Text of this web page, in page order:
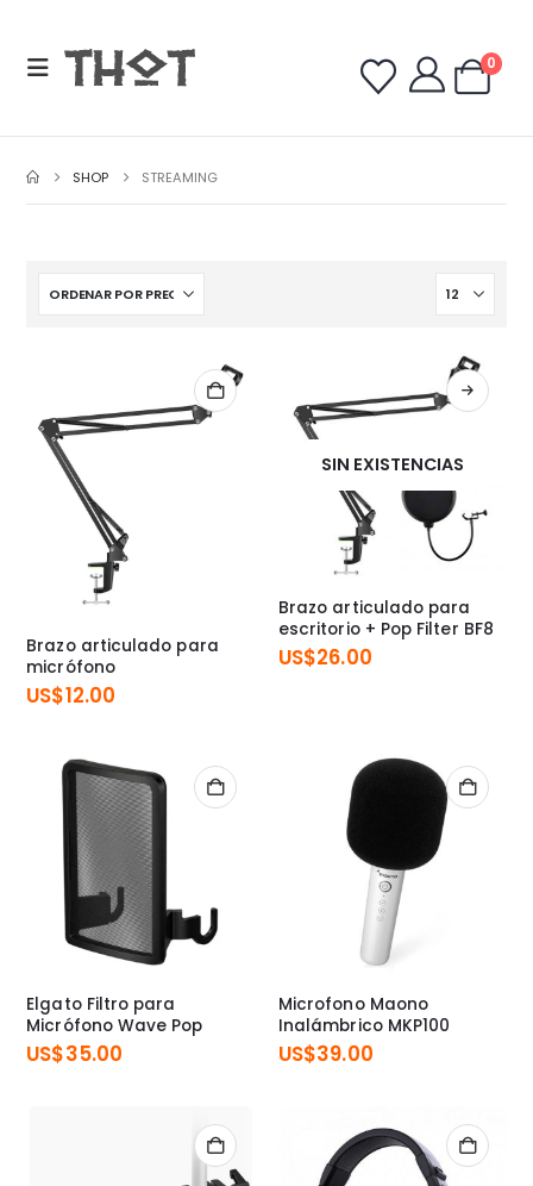
0
SHOP STREAMING
Brazo articulado para
micrófono
US$12.00
SIN EXISTENCIAS
Brazo articulado para
escritorio + Pop Filter BF8
US$26.00
Elgato Filtro para
Micrófono Wave Pop
US$35.00
Microfono Maono
Inalámbrico MKP100
US$39.00